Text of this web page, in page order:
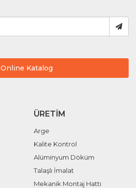
Online Katalog
ÜRETIM
Arge
Kalite Kontrol
Alüminyum Döküm
Talaşlı İmalat
Mekanik Montaj Hattı